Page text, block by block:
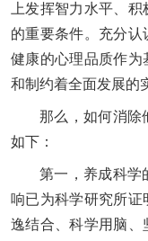
上发挥智力水平、
的重要条件。充分认
健康的心理品质作为
和制约着全面发展的
那么，如何消除
如下：
第一，养成科学
响已为科学研究所
逸结合、科学用脑、